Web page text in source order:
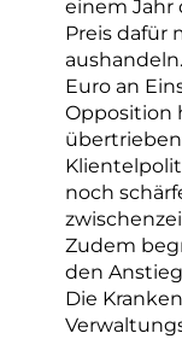
einem Jahr
Preis dafür
Euro an
Opposition
noch
Zudem
den
Die